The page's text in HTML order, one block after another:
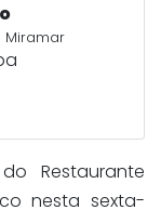
Miramar
Restaurante
nesta sexta-